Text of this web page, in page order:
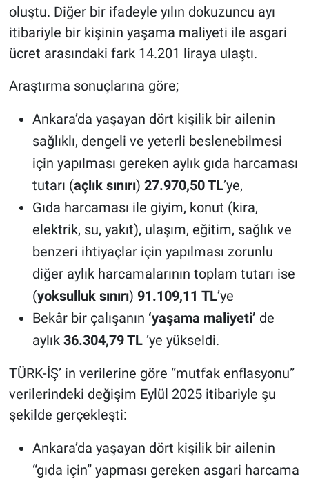
oluştu. Diğer bir ifadeyle yılın dokuzuncu ayı
itibariyle bir kişinin yaşama maliyeti ile asgari
ücret arasındaki fark 14.201 liraya ulaştı.
Araştırma sonuçlarına göre;
Ankara’da yaşayan dört kişilik bir ailenin
sağlıklı, dengeli ve yeterli beslenebilmesi
için yapılması gereken aylık gıda harcaması
tutarı (açlık sınırı) 27.970,50 TL’ye,
Gıda harcaması ile giyim, konut (kira,
elektrik, su, yakıt), ulaşım, eğitim, sağlık ve
benzeri ihtiyaçlar için yapılması zorunlu
diğer aylık harcamalarının toplam tutarı ise
(yoksulluk sınırı) 91.109,11 TL’ye
Bekâr bir çalışanın ‘yaşama maliyeti’ de
aylık 36.304,79 TL’ye yükseldi.
TÜRK-İŞ’ in verilerine göre “mutfak enflasyonu”
verilerindeki değişim Eylül 2025 itibariyle şu
şekilde gerçekleşti:
Ankara’da yaşayan dört kişilik bir ailenin
“gıda için” yapması gereken asgari harcama